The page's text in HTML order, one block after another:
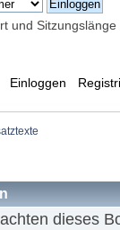
und Sitzungslänge
Einloggen
dieses